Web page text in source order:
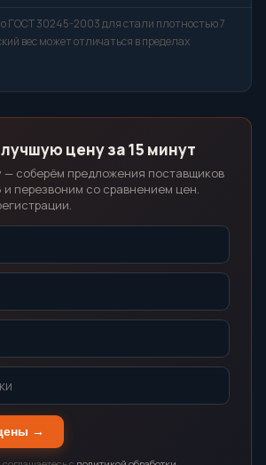
ГОСТ 30245-2003 для стали плотностью 7
вес может отличаться в пределах
цену за 15 минут
— соберём предложения поставщиков
и перезвоним со сравнением цен.
→